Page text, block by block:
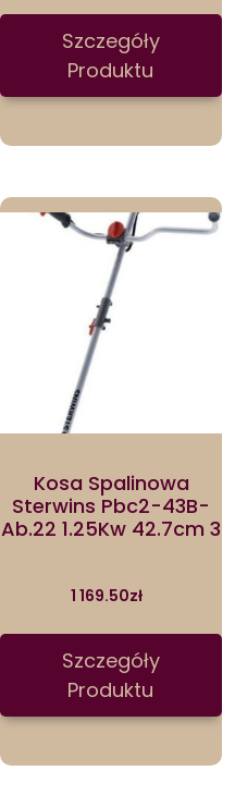
Szczegóły
Produktu
Kosa Spalinowa
Sterwins Pbc2-43B-
Ab.22 1.25Kw 42.7cm 3
1 169.50zł
Szczegóły
Produktu